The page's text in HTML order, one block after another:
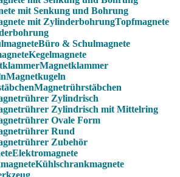
mit Senkung und Bohrung
Topfmagnete
Büro & Schulmagnete
Kegelmagnete
Magnetklammer
Magnetkugeln
Magnetrührstäbchen
Zylindrisch
Zylindrisch mit Mittelring
Ovale Form
Rund
Zubehör
Elektromagnete
Kühlschrankmagnete